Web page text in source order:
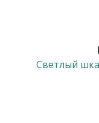
Светлый